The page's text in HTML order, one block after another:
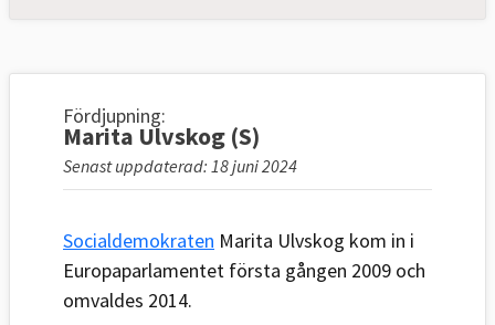
Fördjupning:
Marita Ulvskog (S)
Senast uppdaterad: 18 juni 2024
Socialdemokraten Marita Ulvskog kom in i
Europaparlamentet första gången 2009 och
omvaldes 2014.